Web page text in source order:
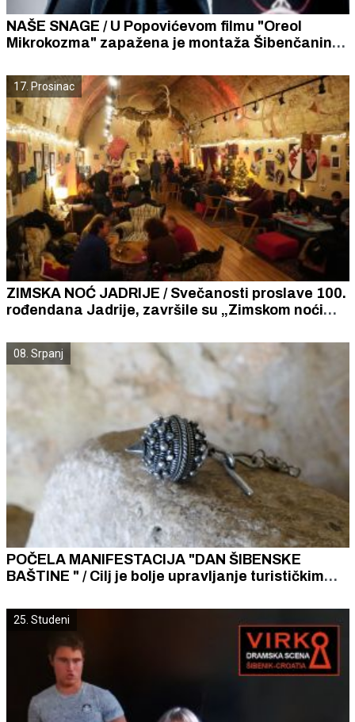
NAŠE SNAGE / U Popovićevom filmu "Oreol
Mikrokozma" zapažena je montaža Šibenčanina
17. Prosinac
ZIMSKA NOĆ JADRIJE / Svečanosti proslave 100.
rođendana Jadrije, završile su „Zimskom noći
„Doživjeti stotu.
08. Srpanj
POČELA MANIFESTACIJA "DAN ŠIBENSKE
BAŠTINE " / Cilj je bolje upravljanje turističkim
25. Studeni